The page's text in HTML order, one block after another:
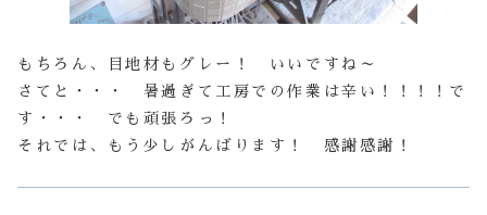
もちろん、目地材もグレー！ いいですね～
さてと・・・ 暑過ぎて工房での作業は辛い！！！！で
す・・・ でも頑張ろっ！
それでは、もう少しがんばります！ 感謝感謝！